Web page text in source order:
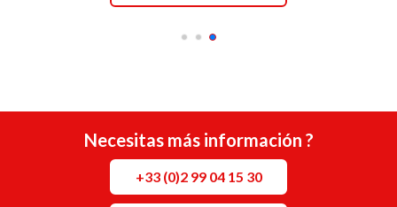
Necesitas más información ?
+33 (0)2 99 04 15 30